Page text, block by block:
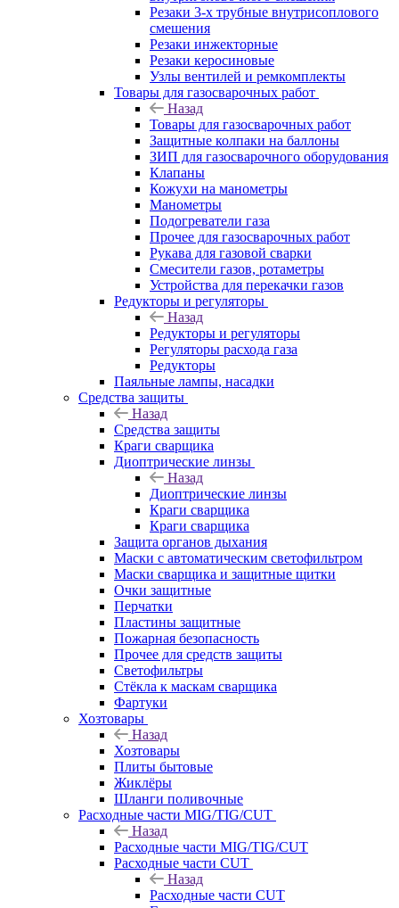
Резаки 3-х трубные внутрисоплового
смешения
Резаки инжекторные
Резаки керосиновые
Узлы вентилей и ремкомплекты
Товары для газосварочных работ
Назад
Товары для газосварочных работ
Защитные колпаки на баллоны
ЗИП для газосварочного оборудования
Клапаны
Кожухи на манометры
Манометры
Подогреватели газа
Прочее для газосварочных работ
Рукава для газовой сварки
Смесители газов, ротаметры
Устройства для перекачки газов
Редукторы и регуляторы
Назад
Редукторы и регуляторы
Регуляторы расхода газа
Редукторы
Паяльные лампы, насадки
Средства защиты
Назад
Средства защиты
Краги сварщика
Диоптрические линзы
Назад
Диоптрические линзы
Краги сварщика
Краги сварщика
Защита органов дыхания
Маски с автоматическим светофильтром
Маски сварщика и защитные щитки
Очки защитные
Перчатки
Пластины защитные
Пожарная безопасность
Прочее для средств защиты
Светофильтры
Стёкла к маскам сварщика
Фартуки
Хозтовары
Назад
Хозтовары
Плиты бытовые
Жиклёры
Шланги поливочные
Расходные части MIG/TIG/CUT
Назад
Расходные части MIG/TIG/CUT
Расходные части CUT
Назад
Расходные части CUT